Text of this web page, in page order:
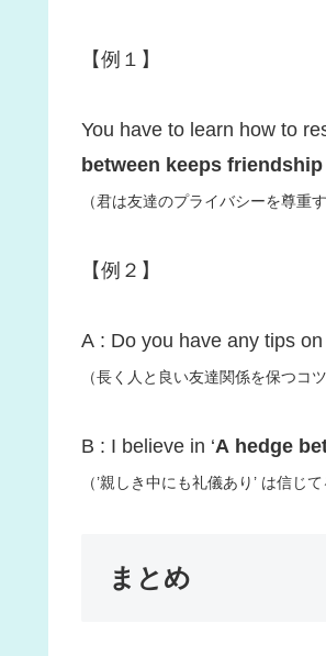
【例１】
You have to learn how to
between keeps friendship
（君は友達のプライバシーを尊重
【例２】
A : Do you have any tips
（長く人と良い友達関係を保つコ
B : I believe in ‘A hedge
（’親しき中にも礼儀あり’ は信じ
まとめ